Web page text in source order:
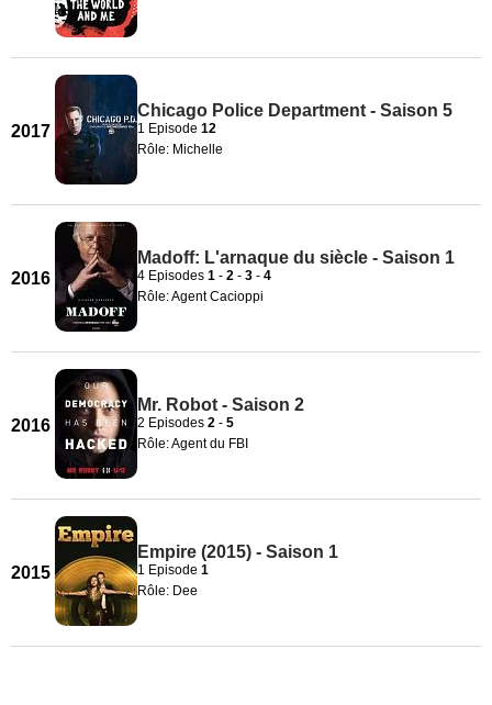
2017
Chicago Police Department - Saison 5
1 Episode 12
Rôle: Michelle
2016
Madoff: L'arnaque du siècle - Saison 1
4 Episodes 1 - 2 - 3 - 4
Rôle: Agent Cacioppi
2016
Mr. Robot - Saison 2
2 Episodes 2 - 5
Rôle: Agent du FBI
2015
Empire (2015) - Saison 1
1 Episode 1
Rôle: Dee